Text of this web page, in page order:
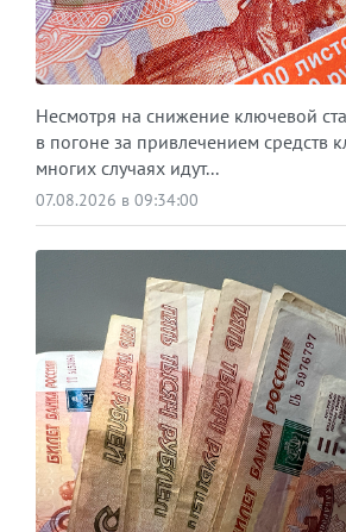
Несмотря на снижение ключевой
в погоне за привлечением средств
многих случаях идут...
07.08.2026 в 09:34:00